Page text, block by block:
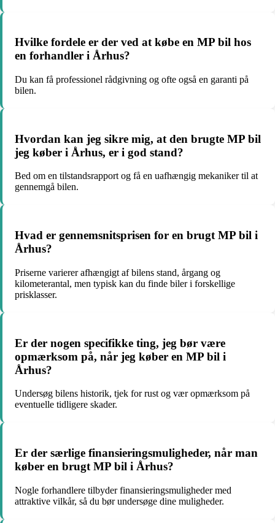
Hvilke fordele er der ved at købe en MP bil hos
en forhandler i Århus?
Du kan få professionel rådgivning og ofte også en garanti på
bilen.
Hvordan kan jeg sikre mig, at den brugte MP bil
jeg køber i Århus, er i god stand?
Bed om en tilstandsrapport og få en uafhængig mekaniker til at
gennemgå bilen.
Hvad er gennemsnitsprisen for en brugt MP bil i
Århus?
Priserne varierer afhængigt af bilens stand, årgang og
kilometerantal, men typisk kan du finde biler i forskellige
prisklasser.
Er der nogen specifikke ting, jeg bør være
opmærksom på, når jeg køber en MP bil i
Århus?
Undersøg bilens historik, tjek for rust og vær opmærksom på
eventuelle tidligere skader.
Er der særlige finansieringsmuligheder, når man
køber en brugt MP bil i Århus?
Nogle forhandlere tilbyder finansieringsmuligheder med
attraktive vilkår, så du bør undersøge dine muligheder.